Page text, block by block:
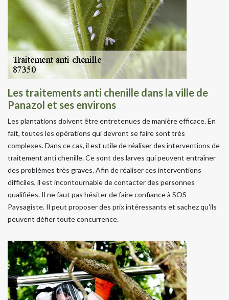
Les traitements anti chenille dans la ville de
Panazol et ses environs
Les plantations doivent être entretenues de manière efficace. En
fait, toutes les opérations qui devront se faire sont très
complexes. Dans ce cas, il est utile de réaliser des interventions de
traitement anti chenille. Ce sont des larves qui peuvent entraîner
des problèmes très graves. Afin de réaliser ces interventions
difficiles, il est incontournable de contacter des personnes
qualifiées. Il ne faut pas hésiter de faire confiance à SOS
Paysagiste. Il peut proposer des prix intéressants et sachez qu'ils
peuvent défier toute concurrence.